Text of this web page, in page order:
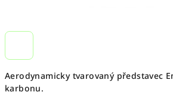
Aerodynamicky tvarovaný představec
karbonu.